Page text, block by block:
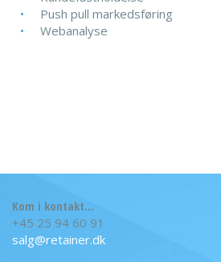
Push pull markedsføring
Webanalyse
Kom i kontakt...
+45 25 94 60 91
salg@retainer.dk